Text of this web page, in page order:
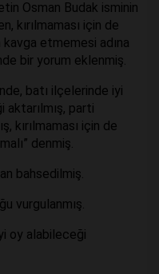
Osman Budak isminin
kırılmaması için de
etmemesi adına
bir yorum eklenmiş.
batı ilçelerinde iyi
aktarılmış, parti
kırılmaması için de
denmiş.
bahsedilmiş.
vurgulanmış.
oy alabileceği